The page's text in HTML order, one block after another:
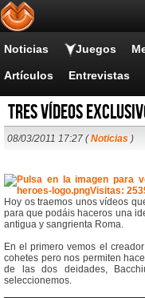
Noticias Juegos
Artículos Entrevistas
Tres vídeos
08/03/2011 17:27 (Noticias )
Hoy os traemos unos vídeos
para que podáis haceros una
antigua y sangrienta Roma.
En el primero vemos el
cohetes pero nos permiten
de las dos deidades,
seleccionemos.